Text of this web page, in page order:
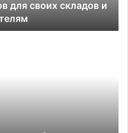
для своих складов и